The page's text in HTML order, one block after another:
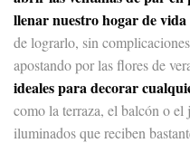
llenar nuestro hogar de
de lograrlo, sin
apostando por las flores de
ideales para decorar
como la terraza, el balcón o
iluminados que reciben